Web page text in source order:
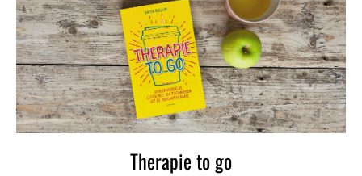
Therapie to go